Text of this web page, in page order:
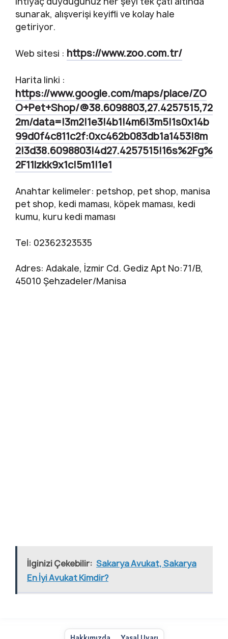
sunarak, alışverişi keyifli ve kolay hale
getiriyor.
Web sitesi : https://www.zoo.com.tr/
Harita linki :
https://www.google.com/maps/place/ZO
O+Pet+Shop/@38.6098803,27.4257515,72
2m/data=!3m2!1e3!4b1!4m6!3m5!1s0x14b
99d0f4c811c2f:0xc462b083db1a1453!8m
2!3d38.6098803!4d27.4257515!16s%2Fg%
2F11lzkk9x1c!5m1!1e1
Anahtar kelimeler: petshop, pet shop, manisa
pet shop, kedi maması, köpek maması, kedi
kumu, kuru kedi maması
Tel: 02362323535
Adres: Adakale, İzmir Cd. Gediz Apt No:71/B,
45010 Şehzadeler/Manisa
İlginizi Çekebilir: Sakarya Avukat, Sakarya
En İyi Avukat Kimdir?